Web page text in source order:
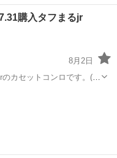
ケット★ アウトレットモ
カセットガスストーブ
調家電
購入タフまるjr
8月2日
カセットコンロです。(購